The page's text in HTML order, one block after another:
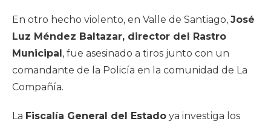
En otro hecho violento, en Valle de Santiago, José
Luz Méndez Baltazar, director del Rastro
Municipal , fue asesinado a tiros junto con un
comandante de la Policía en la comunidad de La
Compañía.
La Fiscalía General del Estado ya investiga los